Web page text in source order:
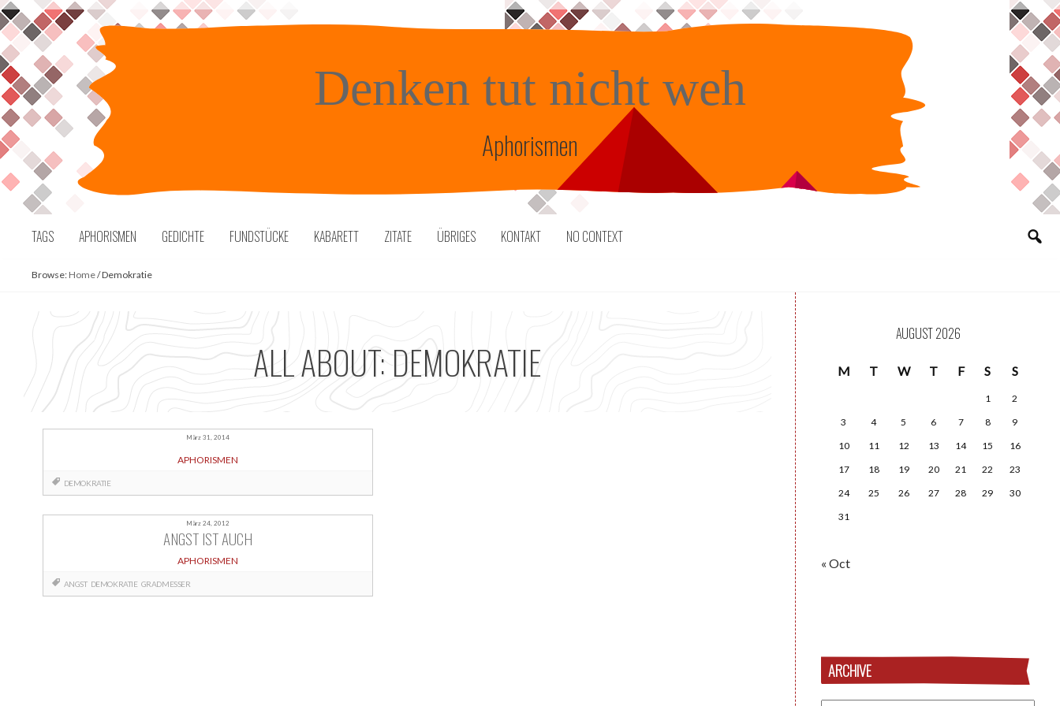
Skip
to
content
Denken tut nicht weh
Aphorismen
TAGS APHORISMEN GEDICHTE FUNDSTÜCKE KABARETT ZITATE ÜBRIGES KONTAKT NO CONTEXT
Browse: Home/Demokratie
ALL ABOUT: DEMOKRATIE
März 31, 2014
APHORISMEN
DEMOKRATIE
März 24, 2012
ANGST IST AUCH
APHORISMEN
ANGST DEMOKRATIE GRADMESSER
AUGUST 2026
M T W T F S S
1
2
3
4 5 6 7 8
9
10
11 12 13 14 15
16
17
18 19 20 21 22
23
24
25 26 27 28 29
30
31
« Oct
ARCHIVE